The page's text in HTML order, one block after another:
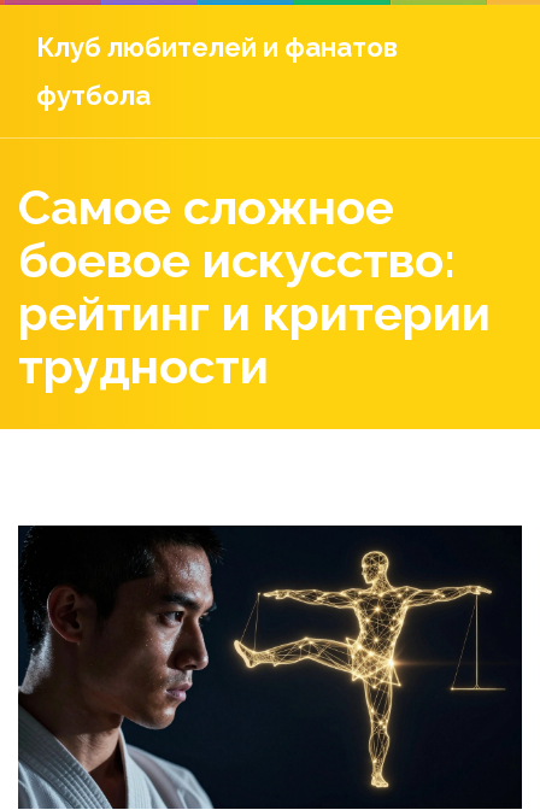
Клуб любителей и фанатов
футбола
Самое сложное
боевое искусство:
рейтинг и критерии
трудности